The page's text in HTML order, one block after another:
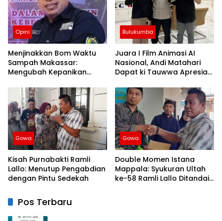
Opini
Menjinakkan Bom Waktu
Sampah Makassar:
Mengubah Kepanikan
Berbasis RT
Bulukumba
Juara I Film Animasi AI
Nasional, Andi Matahari
Dapat ki Tauwwa Apresiasi
Gowa
Kisah Purnabakti Ramli
Lallo: Menutup Pengabdian
dengan Pintu Sedekah
Gowa
Double Momen Istana
Mappala: Syukuran Ultah
ke-58 Ramli Lallo Ditandai
Pos Terbaru